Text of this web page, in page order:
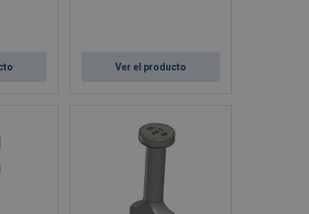
Ver el producto